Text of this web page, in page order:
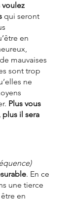
qui seront
en
mauvaises
sont trop
ne
Plus vous
il sera
. En ce
une tierce
en